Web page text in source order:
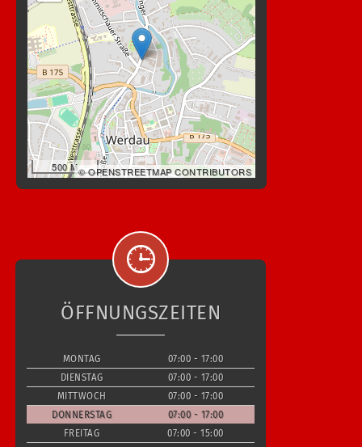
500 M© OPENSTREETMAP CONTRIBUTORS
ÖFFNUNGSZEITEN
MONTAG
07:00 - 17:00
DIENSTAG
07:00 - 17:00
MITTWOCH
07:00 - 17:00
DONNERSTAG
07:00 - 17:00
FREITAG
07:00 - 15:00